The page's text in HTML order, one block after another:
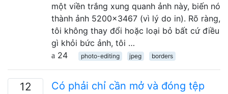
một viền trắng xung quanh ảnh này, biến nó
thành ảnh 5200x3467 (vì lý do in). Rõ ràng,
tôi không thay đổi hoặc loại bỏ bất cứ điều
gì khỏi bức ảnh, tôi …
24
photo-editing jpeg borders
12
Có phải chỉ cần mở và đóng tệp